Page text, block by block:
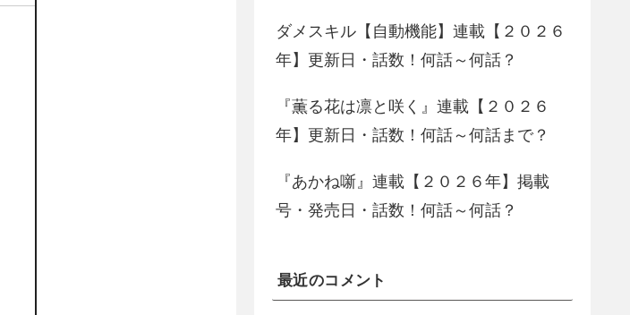
ダメスキル【自動機能】連載【２０２６
年】更新日・話数！何話～何話？
『薫る花は凛と咲く』連載【２０２６
年】更新日・話数！何話～何話まで？
『あかね噺』連載【２０２６年】掲載
号・発売日・話数！何話～何話？
最近のコメント